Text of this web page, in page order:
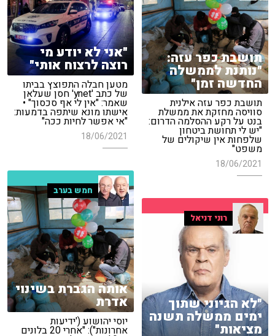
"אני לא יודע מי
רוצה לרצוח אותי"
מטען חבלה התפוצץ בביתו
של כתב 'ynet' חסן שעלאן
שאמר: "אין לי אף סכסוך" •
אישתו מונא שיתפה בדמעות:
"אי אפשר לחיות ככה"
18/06/2021
תושבת כפר עזה:
"נותנת לממשלה
החדשה זמן"
תושבת כפר עזה אילנית
סוויסה מחזקת את ממשלת
בנט על רקע ההסלמה הדרום:
"יש לי תחושת ביטחון
שלפחות אין שיקולים של
משפט"
18/06/2021
חמש בערב
אותה הגברת בשינוי
אדרת
יוסי יהושוע ('ידיעות
אחרונות"): "אחרי 20 בלונים
רוני דניאל
"לא הגיוני שתוך
ימים ממשלה תשנה
מציאות"